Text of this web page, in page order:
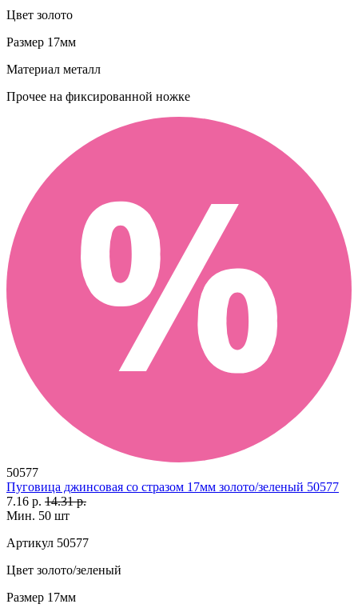
Цвет золото
Размер 17мм
Материал металл
Прочее на фиксированной ножке
50577
Пуговица джинсовая со стразом 17мм золото/зеленый 50577
7.16 р. 14.31 р.
Мин. 50 шт
Артикул 50577
Цвет золото/зеленый
Размер 17мм